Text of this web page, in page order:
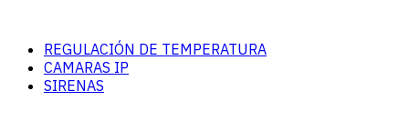
REGULACIÓN DE TEMPERATURA
CAMARAS IP
SIRENAS